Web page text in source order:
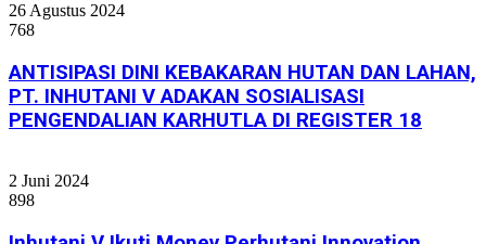
26 Agustus 2024
768
ANTISIPASI DINI KEBAKARAN HUTAN DAN LAHAN,
PT. INHUTANI V ADAKAN SOSIALISASI
PENGENDALIAN KARHUTLA DI REGISTER 18
2 Juni 2024
898